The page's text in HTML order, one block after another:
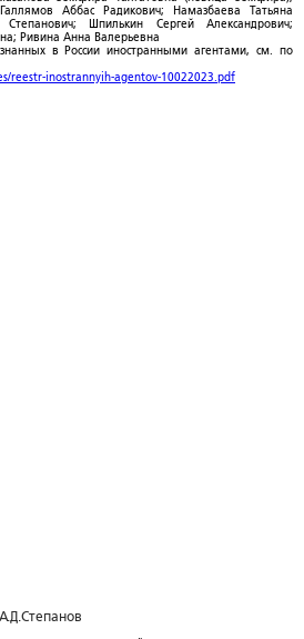
Аббас Радикович; Намазбаева Татьяна
Шпилькин Сергей Александрович;
Ривина Анна Валерьевна
в России иностранными агентами, см. по
reestr-inostrannyih-agentov-10022023.pdf